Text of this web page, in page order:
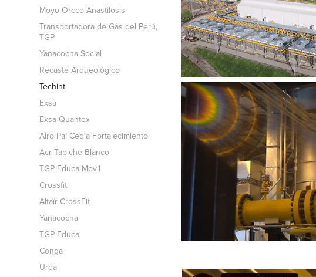
Moyo Orcco Anastilosis
Transportadora de Gas del Perú,
TGP
Yanacocha Social
Recaste Arqueológico
Techint
Exsa
Exsa Quantex
Airo Pai Cedia Fortalecimiento
Acr Tapiche Blanco
TGP Educa Movil
Crossfit
Altaïr CrossFit
Yanacocha
TGP Educa
Conga
Urea